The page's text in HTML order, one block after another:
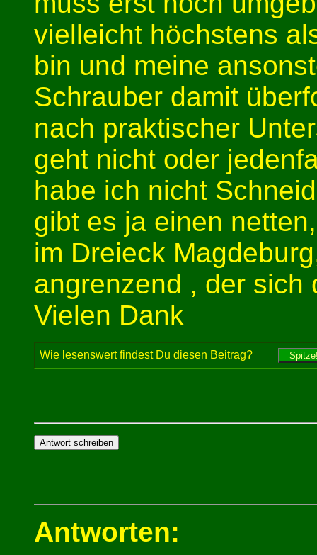
vielleicht höchstens
bin und meine
Schrauber damit
nach praktischer
geht nicht oder
habe ich nicht
gibt es ja einen
im Dreieck
angrenzend , der sich
Vielen Dank
Wie lesenswert findest Du diesen Beitrag?
Antworten: